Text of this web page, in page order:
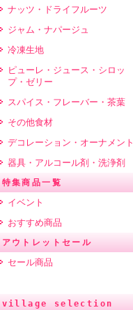
ナッツ・ドライフルーツ
ジャム・ナパージュ
冷凍生地
ピューレ・ジュース・シロッ
プ・ゼリー
スパイス・フレーバー・茶葉
その他食材
デコレーション・オーナメント
器具・アルコール剤・洗浄剤
特集商品一覧
イベント
おすすめ商品
アウトレットセール
セール商品
village selection